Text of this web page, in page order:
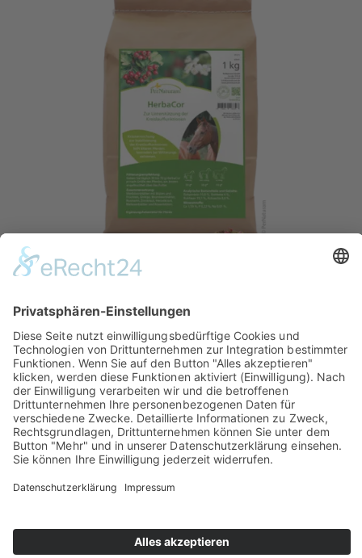
HerbaCor Kräuter
zur Unterstützung der Kreislauffunktion
22,50 €
Miet- und Kaufbedingungen
Datenschutz